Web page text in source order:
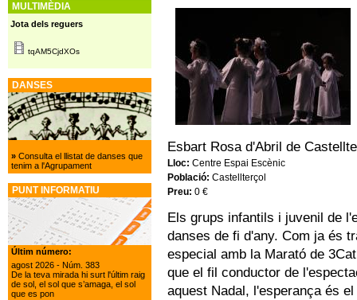
Esbart Rosa d'Abril de
Lloc: Centre Espai Escènic
Població: Castellterçol
Preu: 0 €
Els grups infantils i juvenil de
danses de fi d'any. Com ja és
especial amb la Marató de
que el fil conductor de
aquest Nadal, l'esperança és
MULTIMÈDIA
Jota dels reguers
tqAM5CjdXOs
DANSES
»Consulta el llistat de danses que
tenim a l'Agrupament
PUNT INFORMATIU
Últim número:
agost 2026 - Núm. 383
De la teva mirada hi surt l'últim raig
de sol, el sol que s’amaga, el sol
que es pon